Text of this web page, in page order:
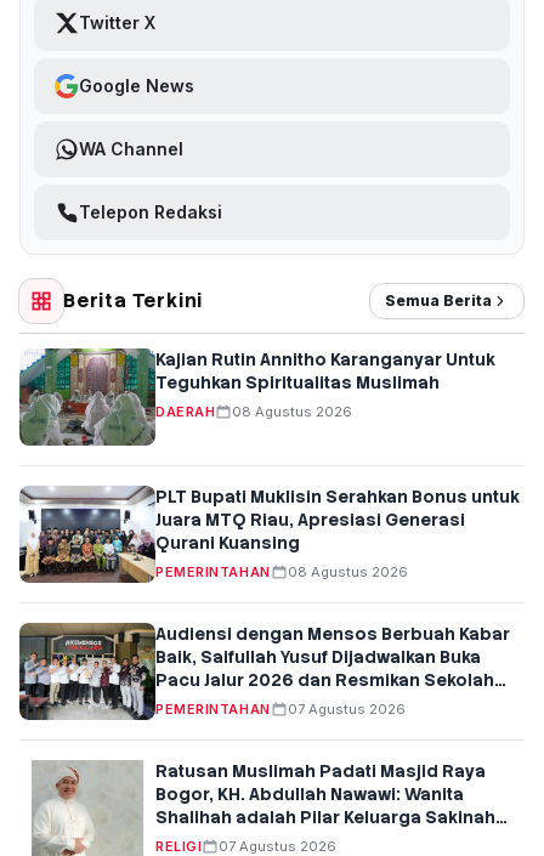
Twitter X
Google News
WA Channel
Telepon Redaksi
Berita Terkini Semua Berita
Kajian Rutin Annitho Karanganyar Untuk
Teguhkan Spiritualitas Muslimah
DAERAH 08 Agustus 2026
PLT Bupati Muklisin Serahkan Bonus untuk
Juara MTQ Riau, Apresiasi Generasi
Qurani Kuansing
PEMERINTAHAN 08 Agustus 2026
Audiensi dengan Mensos Berbuah Kabar
Baik, Saifullah Yusuf Dijadwalkan Buka
Pacu Jalur 2026 dan Resmikan Sekolah
Rakyat di Kuansing
PEMERINTAHAN 07 Agustus 2026
Ratusan Muslimah Padati Masjid Raya
Bogor, KH. Abdullah Nawawi: Wanita
Shalihah adalah Pilar Keluarga Sakinah
dan Penentu Generasi Qur'ani
RELIGI 07 Agustus 2026